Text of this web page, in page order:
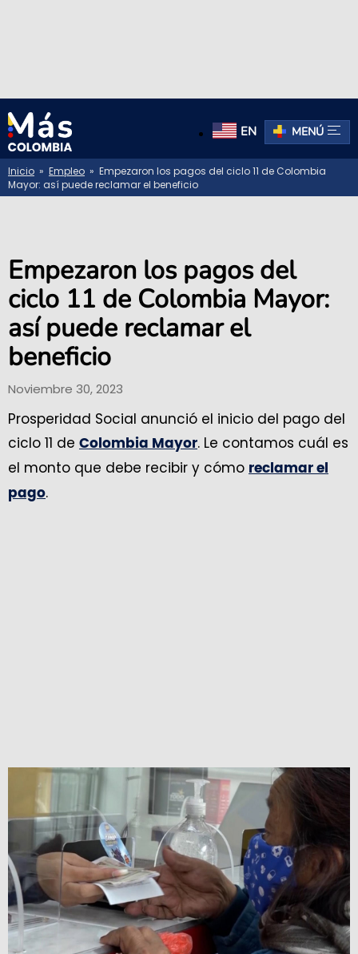
EN MENÚ
Inicio » Empleo » Empezaron los pagos del ciclo 11 de Colombia
Mayor: así puede reclamar el beneficio
Empezaron los pagos del
ciclo 11 de Colombia Mayor:
así puede reclamar el
beneficio
Noviembre 30, 2023
Prosperidad Social anunció el inicio del pago del
ciclo 11 de Colombia Mayor. Le contamos cuál es
el monto que debe recibir y cómo reclamar el
pago.